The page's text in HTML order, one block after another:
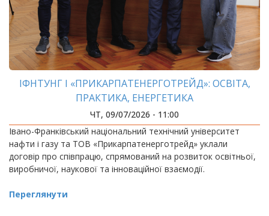
ІФНТУНГ І «ПРИКАРПАТЕНЕРГОТРЕЙД»: ОСВІТА,
ПРАКТИКА, ЕНЕРГЕТИКА
ЧТ, 09/07/2026 - 11:00
Івано-Франківський національний технічний університет
нафти і газу та ТОВ «Прикарпатенерготрейд» уклали
договір про співпрацю, спрямований на розвиток освітньої,
виробничої, наукової та інноваційної взаємодії.
Переглянути